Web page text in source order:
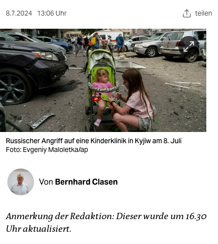
sport
berlin
nord
wahrheit
verlag
verlag
veranstaltungen
fragen & hilfe
unterstützen
abo
8.7.2024 13:06 Uhr teilen
Russischer Angriff auf eine Kinderklinik in Kyjiw am 8. Juli
Foto: Evgeniy Maloletka/ap
Von Bernhard Clasen
Anmerkung der Redaktion: Dieser wurde um 16.30
Uhr aktualisiert.